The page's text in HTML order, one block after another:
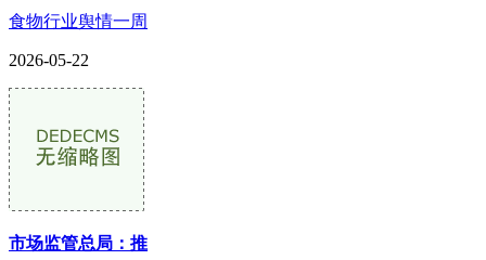
食物行业舆情一周
2026-05-22
市场监管总局：推